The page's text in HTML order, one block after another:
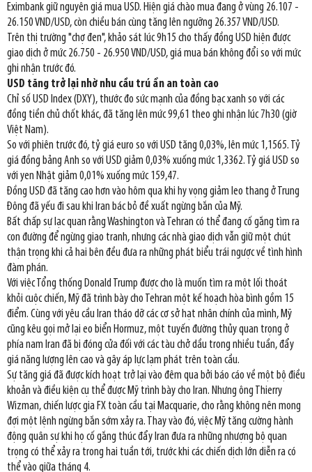
Eximbank giữ nguyên giá mua USD. Hiện giá chào mua đang ở vùng 26.107 -
26.150 VND/USD, còn chiều bán cùng tăng lên ngưỡng 26.357 VND/USD.
Trên thị trường "chợ đen", khảo sát lúc 9h15 cho thấy đồng USD hiện được
giao dịch ở mức 26.750 - 26.950 VND/USD, giá mua bán không đổi so với mức
ghi nhận trước đó.
USD tăng trở lại nhờ nhu cầu trú ẩn an toàn cao
Chỉ số USD Index (DXY), thước đo sức mạnh của đồng bạc xanh so với các
đồng tiền chủ chốt khác, đã tăng lên mức 99,61 theo ghi nhận lúc 7h30 (giờ
Việt Nam).
So với phiên trước đó, tỷ giá euro so với USD tăng 0,03%, lên mức 1,1565. Tỷ
giá đồng bảng Anh so với USD giảm 0,03% xuống mức 1,3362. Tỷ giá USD so
với yen Nhật giảm 0,01% xuống mức 159,47.
Đồng USD đã tăng cao hơn vào hôm qua khi hy vọng giảm leo thang ở Trung
Đông đã yếu đi sau khi Iran bác bỏ đề xuất ngừng bắn của Mỹ.
Bất chấp sự lạc quan rằng Washington và Tehran có thể đang cố gắng tìm ra
con đường để ngừng giao tranh, nhưng các nhà giao dịch vẫn giữ một chút
thận trọng khi cả hai bên đều đưa ra những phát biểu trái ngược về tình hình
đàm phán.
Với việc Tổng thống Donald Trump được cho là muốn tìm ra một lối thoát
khỏi cuộc chiến, Mỹ đã trình bày cho Tehran một kế hoạch hòa bình gồm 15
điểm. Cùng với yêu cầu Iran tháo dỡ các cơ sở hạt nhân chính của mình, Mỹ
cũng kêu gọi mở lại eo biển Hormuz, một tuyến đường thủy quan trọng ở
phía nam Iran đã bị đóng cửa đối với các tàu chở dầu trong nhiều tuần, đẩy
giá năng lượng lên cao và gây áp lực lạm phát trên toàn cầu.
Sự tăng giá đã được kích hoạt trở lại vào đêm qua bởi báo cáo về một bộ điều
khoản và điều kiện cụ thể được Mỹ trình bày cho Iran. Nhưng ông Thierry
Wizman, chiến lược gia FX toàn cầu tại Macquarie, cho rằng không nên mong
đợi một lệnh ngừng bắn sớm xảy ra. Thay vào đó, việc Mỹ tăng cường hành
động quân sự khi họ cố gắng thúc đẩy Iran đưa ra những nhượng bộ quan
trọng có thể xảy ra trong hai tuần tới, trước khi các chiến dịch lớn diễn ra có
thể vào giữa tháng 4.